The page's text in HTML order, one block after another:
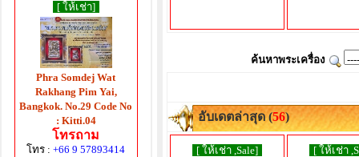
[ ให้เช่า]
Phra Somdej Wat
Rakhang Pim Yai,
Bangkok. No.29 Code No
: Kitti.04
โทรถาม
โทร :+66 9 57893414
ค้นหาพระเครื่อง
อับเดตล่าสุด (56)
[ ให้เช่า ,Sale] [ ให้เช่า